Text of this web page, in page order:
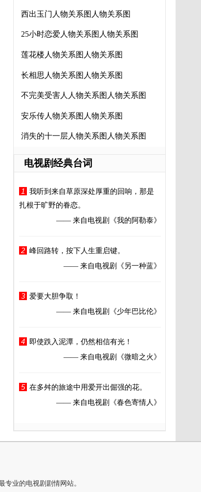
西出玉门人物关系图人物关系图
25小时恋爱人物关系图人物关系图
莲花楼人物关系图人物关系图
长相思人物关系图人物关系图
不完美受害人人物关系图人物关系图
安乐传人物关系图人物关系图
消失的十一层人物关系图人物关系图
电视剧经典台词
1
我听到来自草原深处厚重的回响，那是
扎根于旷野的眷恋。
—— 来自电视剧
《我的阿勒泰》
2 峰回路转，按下人生重启键。
—— 来自电视剧
《另一种蓝》
3
爱要大胆争取！
—— 来自电视剧
《少年巴比伦》
4
即使跌入泥潭，仍然相信有光！
—— 来自电视剧
《微暗之火》
5 在多舛的旅途中用爱开出倔强的花。
—— 来自电视剧
《春色寄情人》
业的电视剧剧情网站。